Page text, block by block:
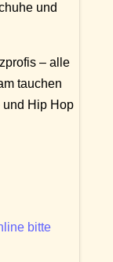
und
– alle
tauchen
und Hip Hop
bitte